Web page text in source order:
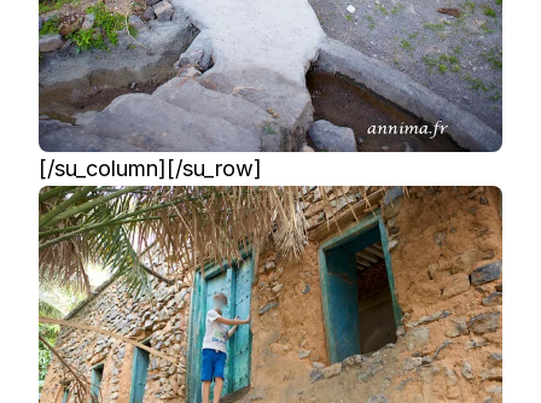
[/su_column][/su_row]